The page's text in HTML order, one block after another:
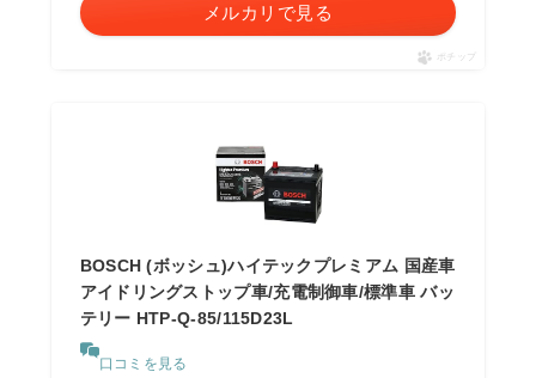
メルカリで見る
ポチップ
BOSCH (ボッシュ)ハイテックプレミアム 国産車
アイドリングストップ車/充電制御車/標準車 バッ
テリー HTP-Q-85/115D23L
口コミを見る